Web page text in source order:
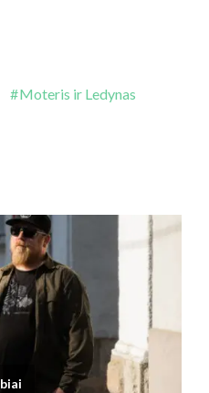
Moteris ir Ledynas